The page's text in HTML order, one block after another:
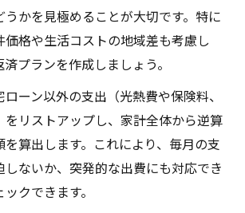
かを見極めることが大切です。特に
価格や生活コストの地域差も考慮し
プランを作成しましょう。
ーン以外の支出（光熱費や保険料、
をリストアップし、家計全体から逆算
を算出します。これにより、毎月の支
ないか、突発的な出費にも対応でき
クできます。